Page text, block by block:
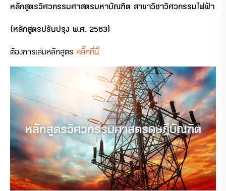
หลักสูตรวิศวกรรมศาสตรมหาบัณฑิต สาขาวิชาวิศวกรรมไฟฟ้า
(หลักสูตรปรับปรุง พ.ศ. 2563)
ต้องการเล่มหลักสูตร คลิ๊กที่นี้
หลักสูตรวิศวกรรมศาสตรดุษฎีบัณฑิต